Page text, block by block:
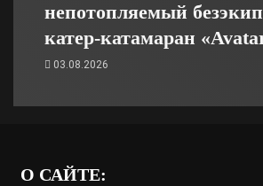
непотопляемый
катер-катамаран
03.08.2026
О САЙТЕ: